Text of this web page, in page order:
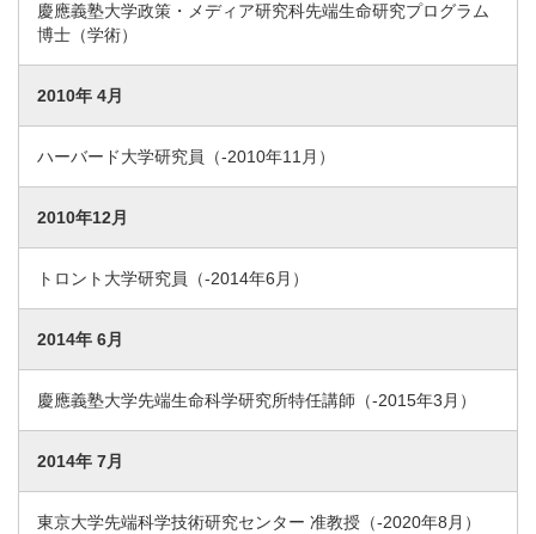
慶應義塾大学政策・メディア研究科先端生命研究プログラム
博士（学術）
2010年 4月
ハーバード大学研究員（-2010年11月）
2010年12月
トロント大学研究員（-2014年6月）
2014年 6月
慶應義塾大学先端生命科学研究所特任講師（-2015年3月）
2014年 7月
東京大学先端科学技術研究センター 准教授（-2020年8月）